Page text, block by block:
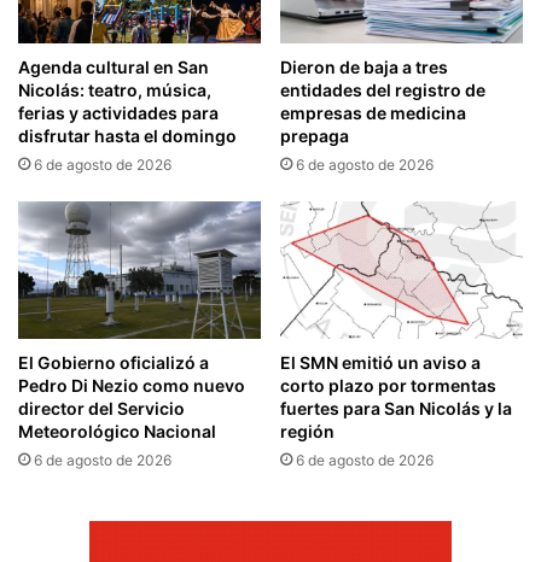
Agenda cultural en San
Nicolás: teatro, música,
ferias y actividades para
disfrutar hasta el domingo
6 de agosto de 2026
Dieron de baja a tres
entidades del registro de
empresas de medicina
prepaga
6 de agosto de 2026
El Gobierno oficializó a
Pedro Di Nezio como nuevo
director del Servicio
Meteorológico Nacional
6 de agosto de 2026
El SMN emitió un aviso a
corto plazo por tormentas
fuertes para San Nicolás y la
región
6 de agosto de 2026